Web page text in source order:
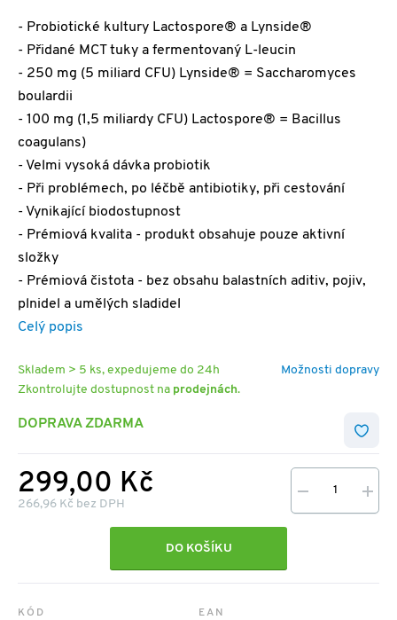
- Probiotické kultury Lactospore® a Lynside®
- Přidané MCT tuky a fermentovaný L-leucin
- 250 mg (5 miliard CFU) Lynside® = Saccharomyces
boulardii
- 100 mg (1,5 miliardy CFU) Lactospore® = Bacillus
coagulans)
- Velmi vysoká dávka probiotik
- Při problémech, po léčbě antibiotiky, při cestování
- Vynikající biodostupnost
- Prémiová kvalita - produkt obsahuje pouze aktivní
složky
- Prémiová čistota - bez obsahu balastních aditiv, pojiv,
plnidel a umělých sladidel
Celý popis
Možnosti dopravy
Skladem > 5 ks, expedujeme do 24h
Zkontrolujte dostupnost na prodejnách.
DOPRAVA ZDARMA
299,00 Kč
266,96 Kč bez DPH
DO KOŠÍKU
KÓD EAN